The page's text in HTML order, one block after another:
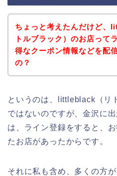
ちょっと考えたんだけど、
トルブラック）のお店って
得なクーポン情報などを配
の？
というのは、littleblack（リ
ではないのですが、金沢に
は、ライン登録をすると、
たお店があったからです。
それに私も含め、多くの方